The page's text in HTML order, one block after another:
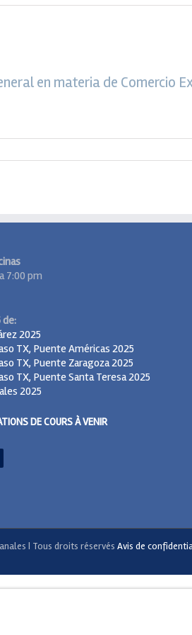
en materia de Comercio
7:00 pm
de:
2025
TX, Puente Américas 2025
TX, Puente Zaragoza 2025
TX, Puente Santa Teresa 2025
2025
DE COURS À VENIR
| Tous droits réservés Avis de